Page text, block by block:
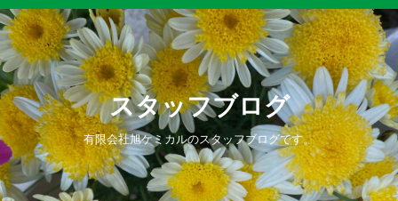
スタッフブログ
有限会社旭ケミカルのスタッフブログです。